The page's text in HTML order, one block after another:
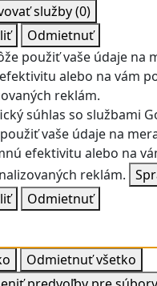
služby(0)
Odmietnuť
použiť vaše údaje na
alebo na vám
reklám.
súhlas so službami
vaše údaje na
efektivitu alebo na
reklám.
Odmietnuť
Odmietnuť všetko